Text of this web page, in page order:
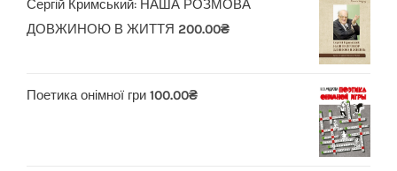
Сергій Кримський: НАША РОЗМОВА
ДОВЖИНОЮ В ЖИТТЯ 200.00₴
Поетика онімної гри 100.00₴